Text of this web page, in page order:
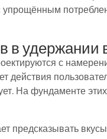
упрощённым
в
с
действия
На фундаменте
предсказывать